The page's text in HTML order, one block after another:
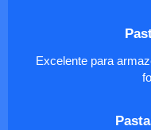
Excelente para